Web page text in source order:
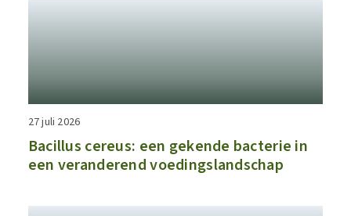
27 juli 2026
Bacillus cereus: een gekende bacterie in
een veranderend voedingslandschap